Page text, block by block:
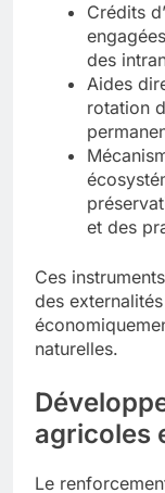
Crédits
des
Aides
rotation
et des
Ces
des
naturelles.
agricoles
Le